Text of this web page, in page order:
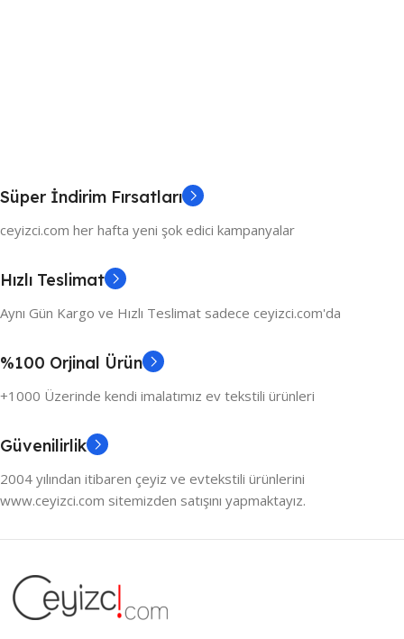
Süper İndirim Fırsatları
ceyizci.com her hafta yeni şok edici kampanyalar
Hızlı Teslimat
Aynı Gün Kargo ve Hızlı Teslimat sadece ceyizci.com'da
%100 Orjinal Ürün
+1000 Üzerinde kendi imalatımız ev tekstili ürünleri
Güvenilirlik
2004 yılından itibaren çeyiz ve evtekstili ürünlerini
www.ceyizci.com sitemizden satışını yapmaktayız.